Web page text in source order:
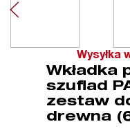
Wysyłka
Wkładka
szuflad
zestaw
drewna